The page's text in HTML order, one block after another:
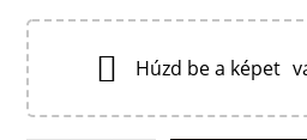
Húzd be a képet